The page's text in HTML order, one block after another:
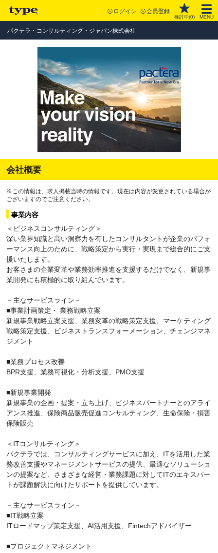
ログイン 会員登録
検討中(0) MENU
パクテラ・コンサルティング・ジャパン株式会社
会社概要
※この情報は、求人掲載当時の情報です。現在は内容が変更されている場合が
ございますのでご注意ください。
事業内容
＜ビジネスコンサルティング＞
深い業界知識と高い洞察力を有したコンサルタントが企業のパフォ
ーマンス向上のために、戦略策定から実行・実現まで総合的にご支
援いたします。
お客さまの企業変革や業務効率推進を支援するだけでなく、新規事
業開発にも積極的に取り組んでいます。
－主なサービスライン－
■事業計画策定・ 業務戦略立案
新規事業戦略立案支援、業務変革の戦略策定支援、マーケティング
戦略策定支援、ビジネストランスフォーメーション、チェンジマネ
ジメント
■業務プロセス改善
BPR支援、業務可視化・分析支援、PMO支援
■新規事業開発
新規事業の企画・提案・立ち上げ、ビジネスパートナーとのアライ
アンス推進、保険商品販売促進コンサルティング、生命保険・損害
保険販売
＜ITコンサルティング＞
パクテラでは、コンサルティングサービスに加え、ITを活用した業
務改善支援やマネージメントサービスの提供、最適なソリューショ
ンの提案など、さまざまな経営・業務課題に対してITのエキスパー
トが課題解決に向けたサポートを提供しています。
－主なサービスライン－
■IT戦略立案
ITロードマップ策定支援、AI活用支援、Fintechアドバイザー
■プロジェクトマネジメント